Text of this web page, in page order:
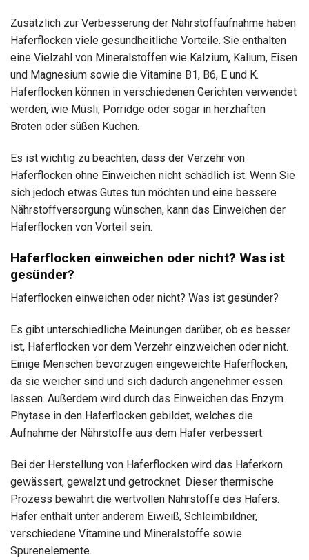
Zusätzlich zur Verbesserung der Nährstoffaufnahme haben
Haferflocken viele gesundheitliche Vorteile. Sie enthalten
eine Vielzahl von Mineralstoffen wie Kalzium, Kalium, Eisen
und Magnesium sowie die Vitamine B1, B6, E und K.
Haferflocken können in verschiedenen Gerichten verwendet
werden, wie Müsli, Porridge oder sogar in herzhaften
Broten oder süßen Kuchen.
Es ist wichtig zu beachten, dass der Verzehr von
Haferflocken ohne Einweichen nicht schädlich ist. Wenn Sie
sich jedoch etwas Gutes tun möchten und eine bessere
Nährstoffversorgung wünschen, kann das Einweichen der
Haferflocken von Vorteil sein.
Haferflocken einweichen oder nicht? Was ist
gesünder?
Haferflocken einweichen oder nicht? Was ist gesünder?
Es gibt unterschiedliche Meinungen darüber, ob es besser
ist, Haferflocken vor dem Verzehr einzweichen oder nicht.
Einige Menschen bevorzugen eingeweichte Haferflocken,
da sie weicher sind und sich dadurch angenehmer essen
lassen. Außerdem wird durch das Einweichen das Enzym
Phytase in den Haferflocken gebildet, welches die
Aufnahme der Nährstoffe aus dem Hafer verbessert.
Bei der Herstellung von Haferflocken wird das Haferkorn
gewässert, gewalzt und getrocknet. Dieser thermische
Prozess bewahrt die wertvollen Nährstoffe des Hafers.
Hafer enthält unter anderem Eiweiß, Schleimbildner,
verschiedene Vitamine und Mineralstoffe sowie
Spurenelemente.